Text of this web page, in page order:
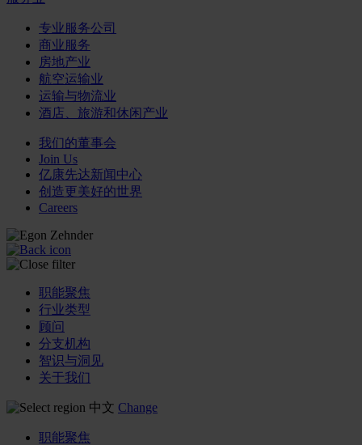
专业服务公司
商业服务
房地产业
航空运输业
运输与物流业
酒店、旅游和休闲产业
我们的董事会
Join Us
亿康先达新闻中心
创造更美好的世界
Careers
职能聚焦
行业类型
顾问
分支机构
智识与洞见
关于我们
中文 Change
职能聚焦